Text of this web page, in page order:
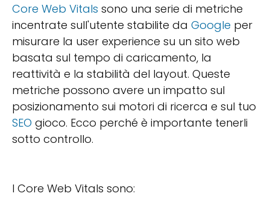
Core Web Vitals sono una serie di metriche
incentrate sull'utente stabilite da Google per
misurare la user experience su un sito web
basata sul tempo di caricamento, la
reattività e la stabilità del layout. Queste
metriche possono avere un impatto sul
posizionamento sui motori di ricerca e sul tuo
SEO gioco. Ecco perché è importante tenerli
sotto controllo.
I Core Web Vitals sono: